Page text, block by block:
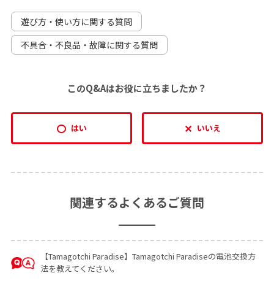
遊び方・使い方に関する質問
不具合・不良品・故障に関する質問
このQ&Aはお役に立ちましたか？
はい いいえ
関連するよくあるご質問
【Tamagotchi Paradise】Tamagotchi Paradiseの電池交換方
法を教えてください。